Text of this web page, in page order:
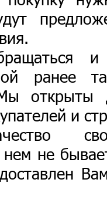
ранее
открыты
и
не